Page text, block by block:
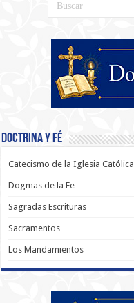
Doctrina y Fé
Catecismo de la Iglesia Católica
Dogmas de la Fe
Sagradas Escrituras
Sacramentos
Los Mandamientos